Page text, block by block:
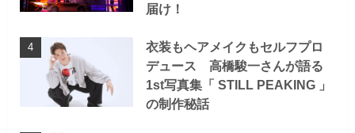
届け！
衣装もヘアメイクもセルフプロ
デュース 高橋駿一さんが語る
1st写真集「 STILL PEAKING 」
の制作秘話